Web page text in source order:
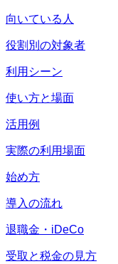
向いている人
役割別の対象者
利用シーン
使い方と場面
活用例
実際の利用場面
始め方
導入の流れ
退職金・iDeCo
受取と税金の見方